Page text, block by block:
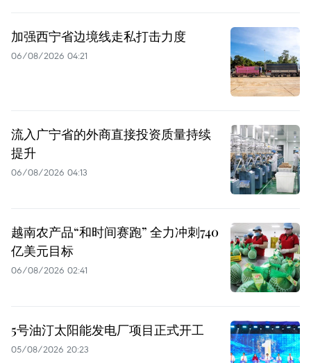
加强西宁省边境线走私打击力度
06/08/2026 04:21
流入广宁省的外商直接投资质量持续
提升
06/08/2026 04:13
越南农产品“和时间赛跑” 全力冲刺740
亿美元目标
06/08/2026 02:41
5号油汀太阳能发电厂项目正式开工
05/08/2026 20:23